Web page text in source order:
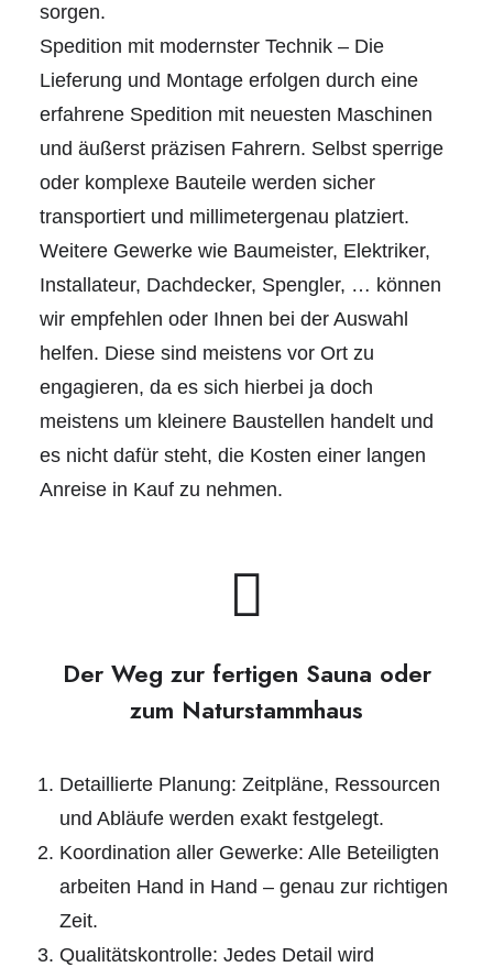
sorgen.
Spedition mit modernster Technik – Die
Lieferung und Montage erfolgen durch eine
erfahrene Spedition mit neuesten Maschinen
und äußerst präzisen Fahrern. Selbst sperrige
oder komplexe Bauteile werden sicher
transportiert und millimetergenau platziert.
Weitere Gewerke wie Baumeister, Elektriker,
Installateur, Dachdecker, Spengler, … können
wir empfehlen oder Ihnen bei der Auswahl
helfen. Diese sind meistens vor Ort zu
engagieren, da es sich hierbei ja doch
meistens um kleinere Baustellen handelt und
es nicht dafür steht, die Kosten einer langen
Anreise in Kauf zu nehmen.
Der Weg zur fertigen Sauna oder
zum Naturstammhaus
Detaillierte Planung: Zeitpläne, Ressourcen
und Abläufe werden exakt festgelegt.
Koordination aller Gewerke: Alle Beteiligten
arbeiten Hand in Hand – genau zur richtigen
Zeit.
Qualitätskontrolle: Jedes Detail wird